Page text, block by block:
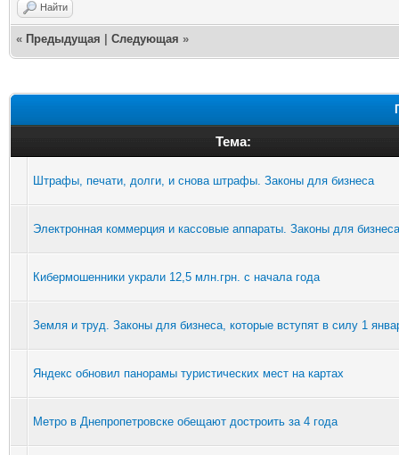
Найти
« Предыдущая Следующая »
Тема:
Штрафы, печати, долги, и снова штрафы. Законы для бизнеса
Электронная коммерция и кассовые аппараты. Законы для бизнеса
Кибермошенники украли 12,5 млн.грн. с начала года
Земля и труд. Законы для бизнеса, которые вступят в силу 1
Яндекс обновил панорамы туристических мест на картах
Метро в Днепропетровске обещают достроить за 4 года